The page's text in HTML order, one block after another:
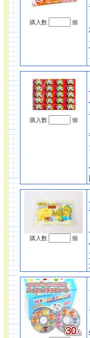
購入数 個
購入数 個
購入数 個